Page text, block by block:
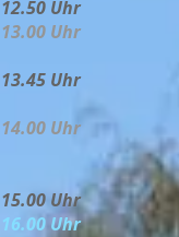
12.50
13.00
13.45
14.00
15.00
16.00 Uhr